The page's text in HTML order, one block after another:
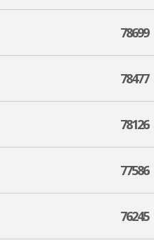
78699
78477
78126
77586
76245